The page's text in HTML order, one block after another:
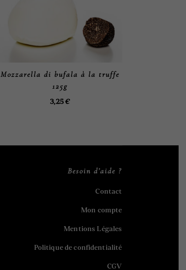
Mozzarella di bufala à la truffe
125g
3,25€
Besoin d’aide ?
Contact
Mon compte
Mentions Légales
Politique de confidentialité
CGV